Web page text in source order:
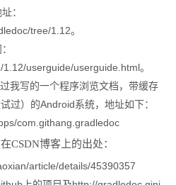
：
tree/1.12。
userguide/userguide.html。
我写的一个程序浏览文档，带缓存
过）的Android系统，地址如下：
com.githang.gradledoc
CSDN博客上的出处：
article/details/45390357